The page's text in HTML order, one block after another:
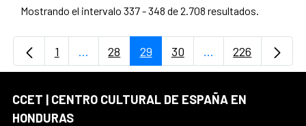
Mostrando el intervalo 337 - 348 de 2.708 resultados.
Página
1 ...Páginas intermedias Use TAB para
Página
28 Página
29 Página
30 ...PáginasPágina
226
CCET | CENTRO CULTURAL DE ESPAÑA EN
HONDURAS